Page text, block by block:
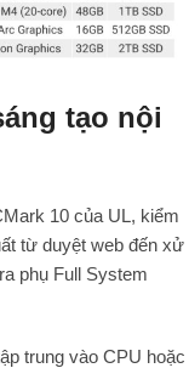
tạo nội
10 của UL, kiểm
từ duyệt web đến xử
phụ Full System
trung vào CPU hoặc